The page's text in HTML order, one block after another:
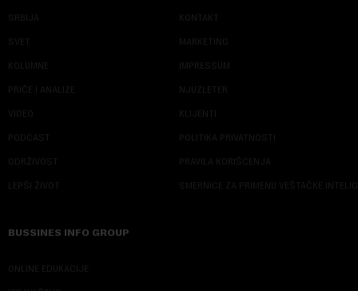
SRBIJA
SVET
KOLUMNE
PRIČE I ANALIZE
VIDEO
PODCAST
ODRŽIVOST
LEPŠI ŽIVOT
KONTAKT
MARKETING
IMPRESSUM
NJUZLETER
KLIJENTI
POLITIKA PRIVATNOSTI
PRAVILA KORIŠĆENJA
SMERNICE ZA PRIMENU VEŠTAČKE
BUSSINES INFO GROUP
ONLINE EDUKACIJE